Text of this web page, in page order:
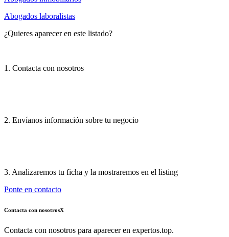
Abogados laboralistas
¿Quieres aparecer en este listado?
1. Contacta con nosotros
2. Envíanos información sobre tu negocio
3. Analizaremos tu ficha y la mostraremos en el listing
Ponte en contacto
Contacta con nosotrosX
Contacta con nosotros para aparecer en expertos.top.